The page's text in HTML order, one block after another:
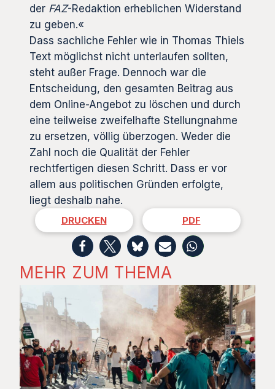
der FAZ-Redaktion erheblichen Widerstand
zu geben.«
Dass sachliche Fehler wie in Thomas Thiels
Text möglichst nicht unterlaufen sollten,
steht außer Frage. Dennoch war die
Entscheidung, den gesamten Beitrag aus
dem Online-Angebot zu löschen und durch
eine teilweise zweifelhafte Stellungnahme
zu ersetzen, völlig überzogen. Weder die
Zahl noch die Qualität der Fehler
rechtfertigen diesen Schritt. Dass er vor
allem aus politischen Gründen erfolgte,
liegt deshalb nahe.
DRUCKEN PDF
MEHR ZUM THEMA